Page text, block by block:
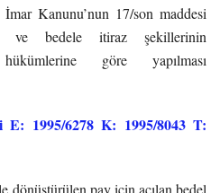
İmar Kanunu’nun 17/son maddesi
ve bedele itiraz şekillerinin
göre yapılması
1995/6278 K: 1995/8043 T:
dönüştürülen pay için açılan bedel